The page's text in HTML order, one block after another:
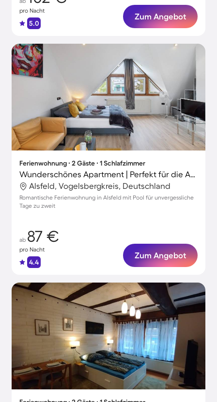
pro Nacht
5.0
Zum Angebot
Ferienwohnung ∙ 2 Gäste ∙ 1 Schlafzimmer
Wunderschönes Apartment | Perfekt für die Arbeit von Zuhause
Alsfeld, Vogelsbergkreis, Deutschland
Romantische Ferienwohnung in Alsfeld mit Pool für unvergessliche
Tage zu zweit
ab 87 €
pro Nacht
4.4
Zum Angebot